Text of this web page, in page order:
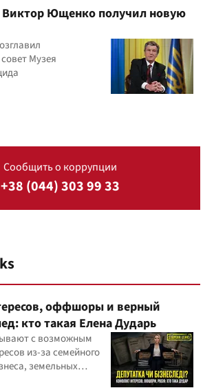
Виктор Ющенко получил новую
Музея
Сообщить о коррупции
+38 (044) 303 99 33
оффшоры и верный
кто такая Елена Дударь
с возможным
из-за семейного
земельных
дел